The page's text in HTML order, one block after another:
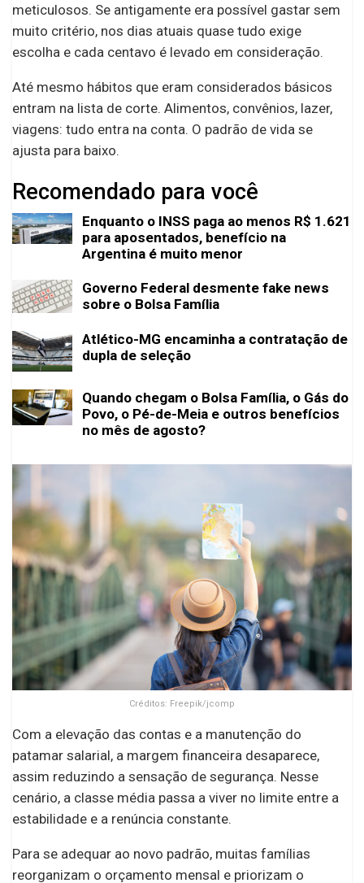
meticulosos. Se antigamente era possível gastar sem
muito critério, nos dias atuais quase tudo exige
escolha e cada centavo é levado em consideração.
Até mesmo hábitos que eram considerados básicos
entram na lista de corte. Alimentos, convênios, lazer,
viagens: tudo entra na conta. O padrão de vida se
ajusta para baixo.
Recomendado para você
Enquanto o INSS paga ao menos R$ 1.621
para aposentados, benefício na
Argentina é muito menor
Governo Federal desmente fake news
sobre o Bolsa Família
Atlético-MG encaminha a contratação de
dupla de seleção
Quando chegam o Bolsa Família, o Gás do
Povo, o Pé-de-Meia e outros benefícios
no mês de agosto?
Créditos: Freepik/jcomp
Com a elevação das contas e a manutenção do
patamar salarial, a margem financeira desaparece,
assim reduzindo a sensação de segurança. Nesse
cenário, a classe média passa a viver no limite entre a
estabilidade e a renúncia constante.
Para se adequar ao novo padrão, muitas famílias
reorganizam o orçamento mensal e priorizam o